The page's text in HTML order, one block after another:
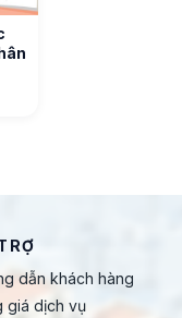
dẫn khách hàng
giá dịch vụ